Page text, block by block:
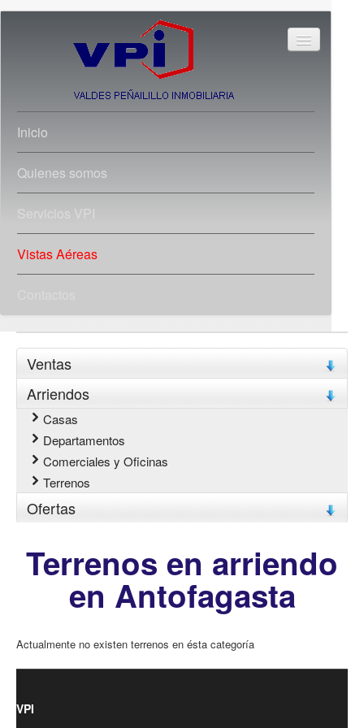
Inicio
Quienes somos
Servicios VPI
Vistas Aéreas
Ventas
Arriendos
Casas
Departamentos
Comerciales y Oficinas
Terrenos
Ofertas
Terrenos en arriendo
en Antofagasta
Actualmente no existen terrenos en ésta categoría
VPI